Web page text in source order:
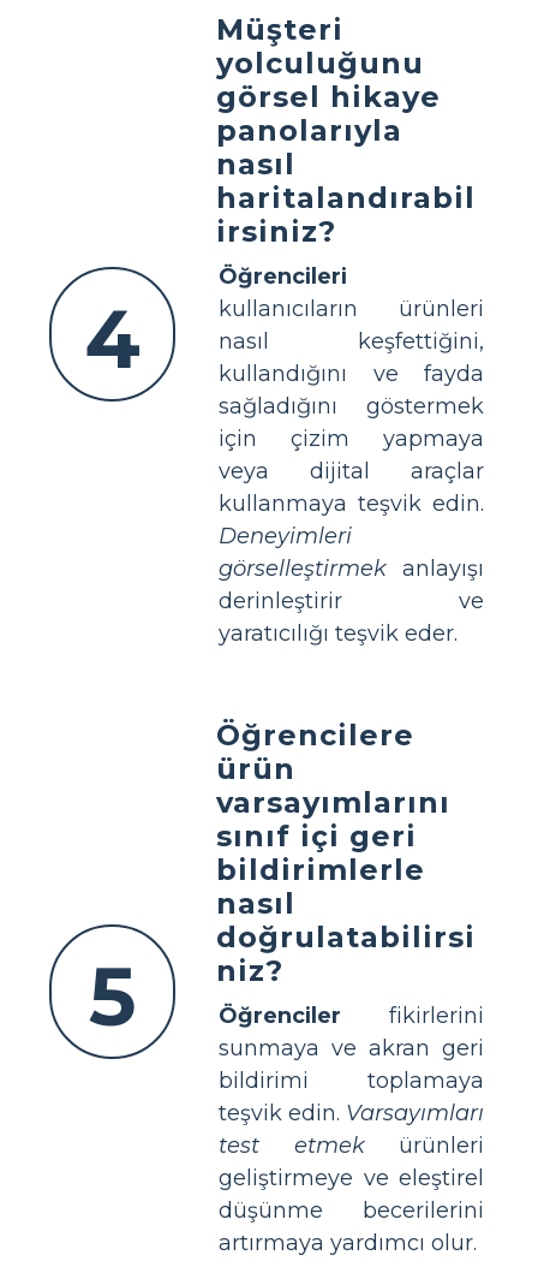
4
Müşteri
yolculuğunu
görsel hikaye
panolarıyla
nasıl
haritalandırabil
irsiniz?
Öğrencileri
kullanıcıların ürünleri
nasıl keşfettiğini,
kullandığını ve fayda
sağladığını göstermek
için çizim yapmaya
veya dijital araçlar
kullanmaya teşvik edin.
Deneyimleri
görselleştirmek anlayışı
derinleştirir ve
yaratıcılığı teşvik eder.
5
Öğrencilere
ürün
varsayımlarını
sınıf içi geri
bildirimlerle
nasıl
doğrulatabilirsi
niz?
Öğrenciler fikirlerini
sunmaya ve akran geri
bildirimi toplamaya
teşvik edin. Varsayımları
test etmekürünleri
geliştirmeye ve eleştirel
düşünme becerilerini
artırmaya yardımcı olur.